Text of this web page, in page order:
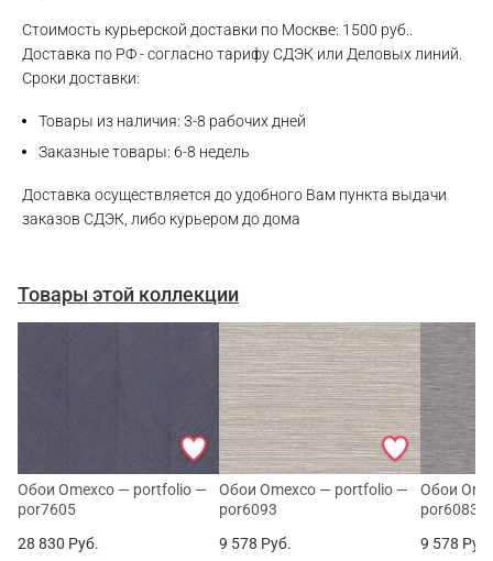
Стоимость курьерской доставки по Москве: 1500 руб..
Доставка по РФ - согласно тарифу СДЭК или Деловых линий.
Сроки доставки:
Товары из наличия: 3-8 рабочих дней
Заказные товары: 6-8 недель
Доставка осуществляется до удобного Вам пункта выдачи
заказов СДЭК, либо курьером до дома
Товары этой коллекции
Обои Omexco — portfolio —
por7605
28 830 Руб.
Обои Omexco — portfolio —
por6093
9 578 Руб.
Обои
por6083
9 578 Руб.
Telegram